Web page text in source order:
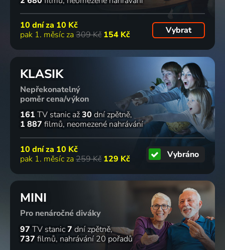
10 dní za 10 Kč
pak 1. měsíc za 309 Kč 154 Kč Vybrat
KLASIK
Nepřekonatelný
poměr cena/výkon
161 TV stanic až30 dní zpětně
1 887 filmů neomezené nahrávání
10 dní za 10 Kč
pak 1. měsíc za 259 Kč 129 Kč Vybráno
MINI
Pro nenáročné diváky
97 TV stanic7 dní zpětně
737 filmů nahrávání 20 pořadů